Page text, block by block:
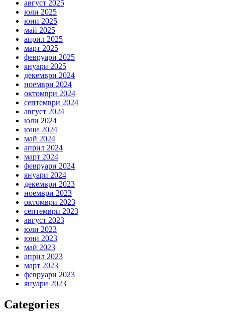
август 2025
юли 2025
юни 2025
май 2025
април 2025
март 2025
февруари 2025
януари 2025
декември 2024
ноември 2024
октомври 2024
септември 2024
август 2024
юли 2024
юни 2024
май 2024
април 2024
март 2024
февруари 2024
януари 2024
декември 2023
ноември 2023
октомври 2023
септември 2023
август 2023
юли 2023
юни 2023
май 2023
април 2023
март 2023
февруари 2023
януари 2023
Categories